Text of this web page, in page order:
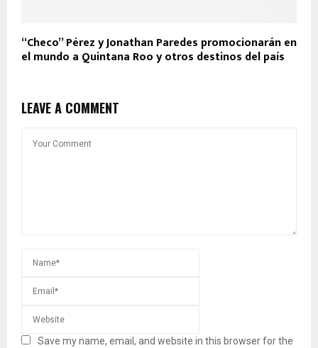
“Checo” Pérez y Jonathan Paredes promocionarán en
el mundo a Quintana Roo y otros destinos del país
LEAVE A COMMENT
Save my name, email, and website in this browser for the